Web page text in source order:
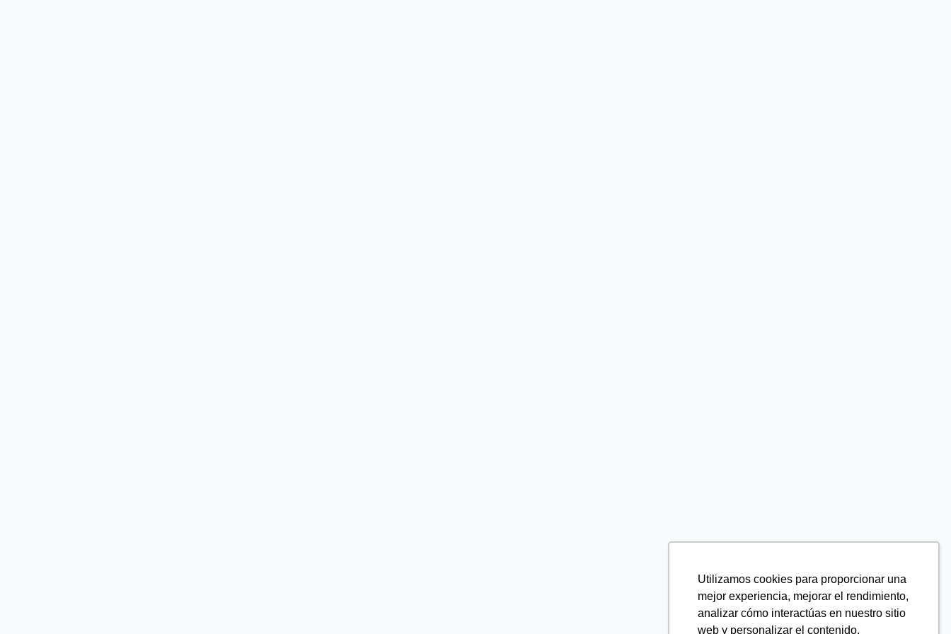
Utilizamos cookies para proporcionar una
mejor experiencia, mejorar el rendimiento,
analizar cómo interactúas en nuestro sitio
web y personalizar el contenido.